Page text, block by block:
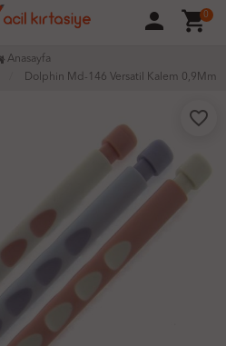
person shopping_cart
0
Anasayfa
Dolphin Md-146 Versatil Kalem 0,9Mm
favorite_border